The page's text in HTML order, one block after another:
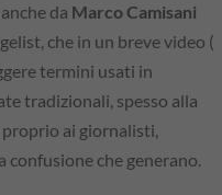
da Marco Camisani
che in un breve video (
termini usati in
tradizionali, spesso alla
ai giornalisti,
confusione che generano.